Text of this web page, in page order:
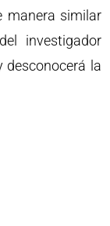
manera similar
investigador
desconocerá la